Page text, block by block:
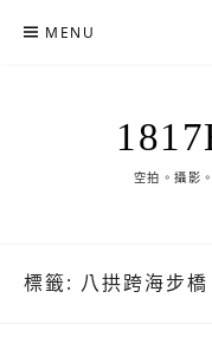
MENU
空拍。攝影
標籤: 八拱跨海步橋